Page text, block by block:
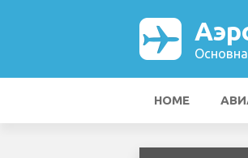
HOME